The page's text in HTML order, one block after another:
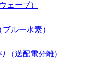
ェーブ）
ルー水素）
（送配電分離）